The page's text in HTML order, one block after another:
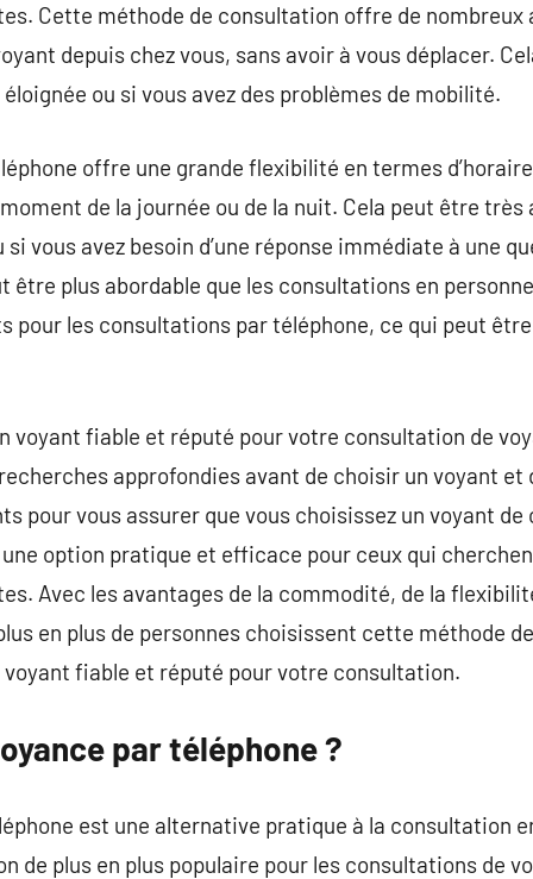
Cette méthode de consultation offre de nombreux
depuis chez vous, sans avoir à vous déplacer.
ou si vous avez des problèmes de mobilité.
offre une grande flexibilité en termes
de la journée ou de la nuit. Cela peut être très
vous avez besoin d’une réponse immédiate à une
être plus abordable que les consultations en
pour les consultations par téléphone, ce qui peut
voyant fiable et réputé pour votre consultation de
approfondies avant de choisir un voyant et
pour vous assurer que vous choisissez un voyant
option pratique et efficace pour ceux qui
Avec les avantages de la commodité, de la
en plus de personnes choisissent cette méthode
fiable et réputé pour votre consultation.
par téléphone ?
est une alternative pratique à la consultation
de plus en plus populaire pour les consultations de